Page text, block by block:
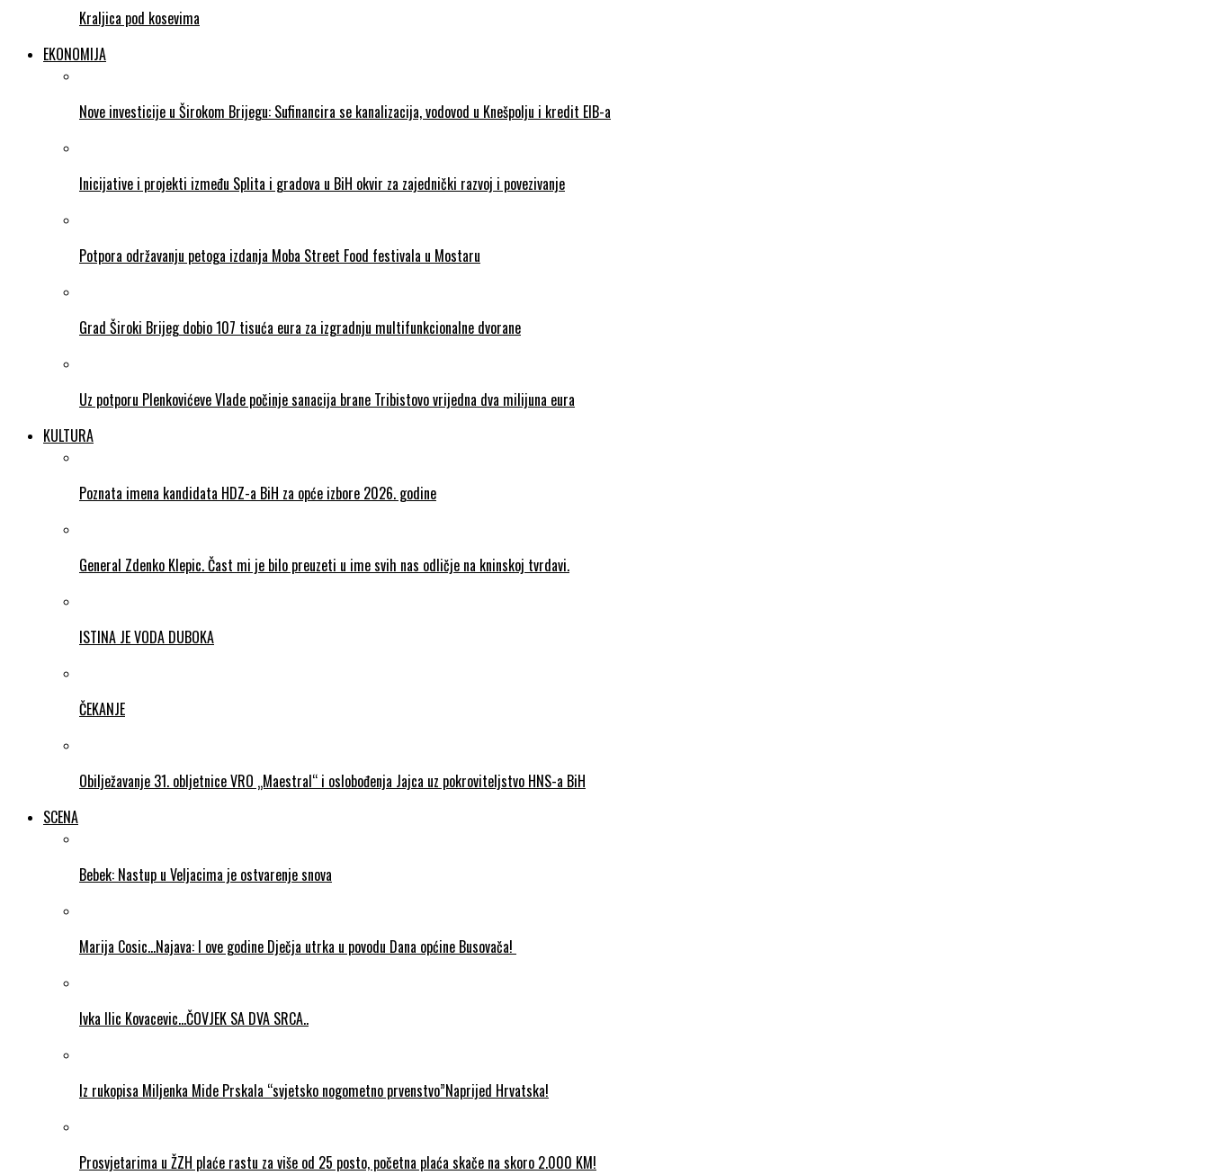
Kraljica pod kosevima
EKONOMIJA
Nove investicije u Širokom Brijegu: Sufinancira se kanalizacija, vodovod u Knešpolju i kredit EIB-a
Inicijative i projekti između Splita i gradova u BiH okvir za zajednički razvoj i povezivanje
Potpora održavanju petoga izdanja Moba Street Food festivala u Mostaru
Grad Široki Brijeg dobio 107 tisuća eura za izgradnju multifunkcionalne dvorane
Uz potporu Plenkovićeve Vlade počinje sanacija brane Tribistovo vrijedna dva milijuna eura
KULTURA
Poznata imena kandidata HDZ-a BiH za opće izbore 2026. godine
General Zdenko Klepic. Čast mi je bilo preuzeti u ime svih nas odličje na kninskoj tvrdavi.
ISTINA JE VODA DUBOKA
ČEKANJE
Obilježavanje 31. obljetnice VRO „Maestral“ i oslobođenja Jajca uz pokroviteljstvo HNS-a BiH
SCENA
Bebek: Nastup u Veljacima je ostvarenje snova
Marija Cosic…Najava: I ove godine Dječja utrka u povodu Dana općine Busovača!
Ivka Ilic Kovacevic…ČOVJEK SA DVA SRCA..
Iz rukopisa Miljenka Mide Prskala “svjetsko nogometno prvenstvo”Naprijed Hrvatska!
Prosvjetarima u ŽZH plaće rastu za više od 25 posto, početna plaća skače na skoro 2.000 KM!